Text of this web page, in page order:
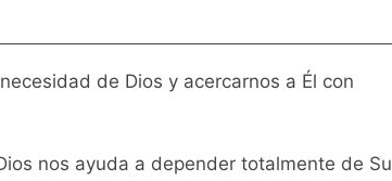
de Dios y acercarnos a Él con
nos ayuda a depender totalmente de Su